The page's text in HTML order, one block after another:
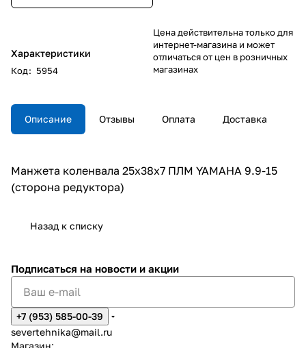
Характеристики
Код: 5954
Цена действительна только для
интернет-магазина и может
отличаться от цен в розничных
магазинах
Описание Отзывы Оплата Доставка
Манжета коленвала 25х38х7 ПЛМ YAMAHA 9.9-15
(сторона редуктора)
Назад к списку
Подписаться на новости и акции
+7 (953) 585-00-39
severtehnika@mail.ru
Магазин: